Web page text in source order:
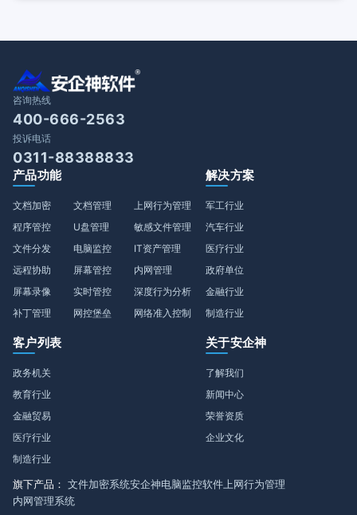
咨询热线
400-666-2563
投诉电话
0311-88388833
产品功能
文档加密
程序管控
文件分发
远程协助
屏幕录像
补丁管理
文档管理
U盘管理
电脑监控
屏幕管控
实时管控
网控堡垒
上网行为管理
敏感文件管理
IT资产管理
内网管理
深度行为分析
网络准入控制
解决方案
军工行业
汽车行业
医疗行业
政府单位
金融行业
制造行业
客户列表
政务机关
教育行业
金融贸易
医疗行业
制造行业
关于安企神
了解我们
新闻中心
荣誉资质
企业文化
旗下产品： 文件加密系统安企神电脑监控软件 上网行为管理
内网管理系统